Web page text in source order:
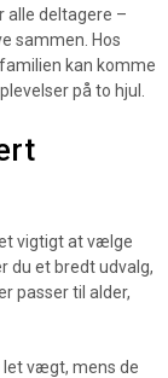
alle deltagere –
sammen. Hos
kan komme
på to hjul.
vigtigt at vælge
du et bredt udvalg,
passer til alder,
let vægt, mens de